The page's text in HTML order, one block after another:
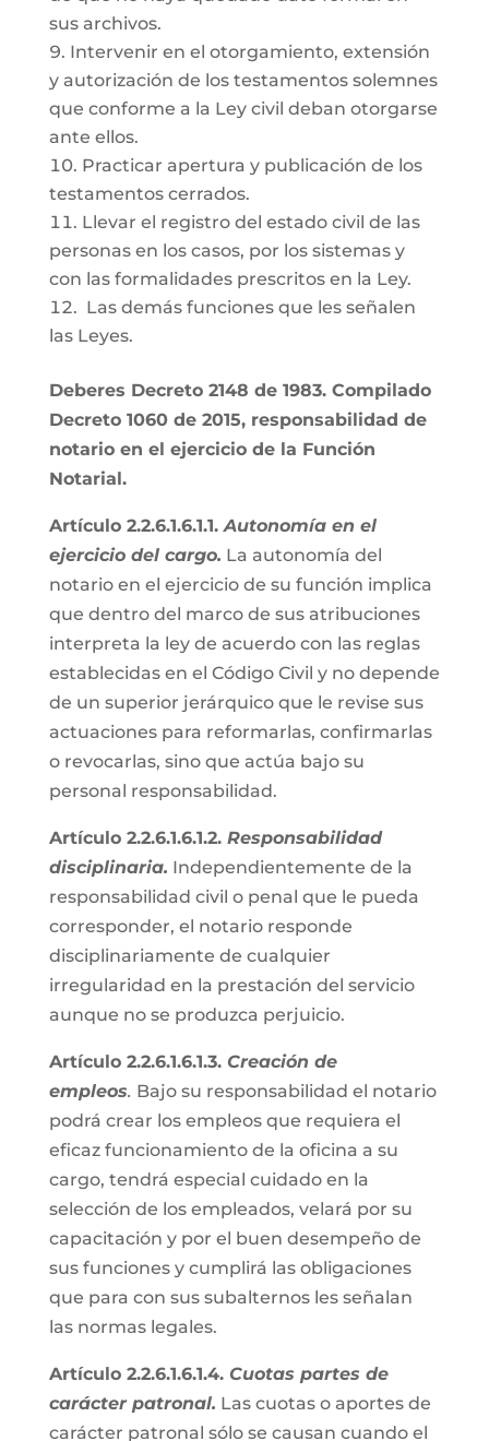
sus archivos.
Intervenir en el otorgamiento, extensión
y autorización de los testamentos solemnes
que conforme a la Ley civil deban otorgarse
ante ellos.
Practicar apertura y publicación de los
testamentos cerrados.
Llevar el registro del estado civil de las
personas en los casos, por los sistemas y
con las formalidades prescritos en la Ley.
Las demás funciones que les señalen
las Leyes.
Deberes Decreto 2148 de 1983. Compilado
Decreto 1060 de 2015, responsabilidad de
notario en el ejercicio de la Función
Notarial.
Artículo 2.2.6.1.6.1.1.Autonomía en el
ejercicio del cargo. La autonomía del
notario en el ejercicio de su función implica
que dentro del marco de sus atribuciones
interpreta la ley de acuerdo con las reglas
establecidas en el Código Civil y no depende
de un superior jerárquico que le revise sus
actuaciones para reformarlas, confirmarlas
o revocarlas, sino que actúa bajo su
personal responsabilidad.
Artículo 2.2.6.1.6.1.2.Responsabilidad
disciplinaria. Independientemente de la
responsabilidad civil o penal que le pueda
corresponder, el notario responde
disciplinariamente de cualquier
irregularidad en la prestación del servicio
aunque no se produzca perjuicio.
Artículo 2.2.6.1.6.1.3. Creación de
empleos. Bajo su responsabilidad el notario
podrá crear los empleos que requiera el
eficaz funcionamiento de la oficina a su
cargo, tendrá especial cuidado en la
selección de los empleados, velará por su
capacitación y por el buen desempeño de
sus funciones y cumplirá las obligaciones
que para con sus subalternos les señalan
las normas legales.
Artículo 2.2.6.1.6.1.4. Cuotas partes de
carácter patronal. Las cuotas o aportes de
carácter patronal sólo se causan cuando el